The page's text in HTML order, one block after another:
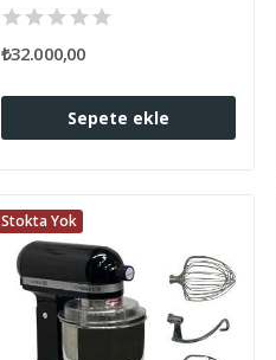
₺32.000,00
Sepete ekle
Stokta Yok